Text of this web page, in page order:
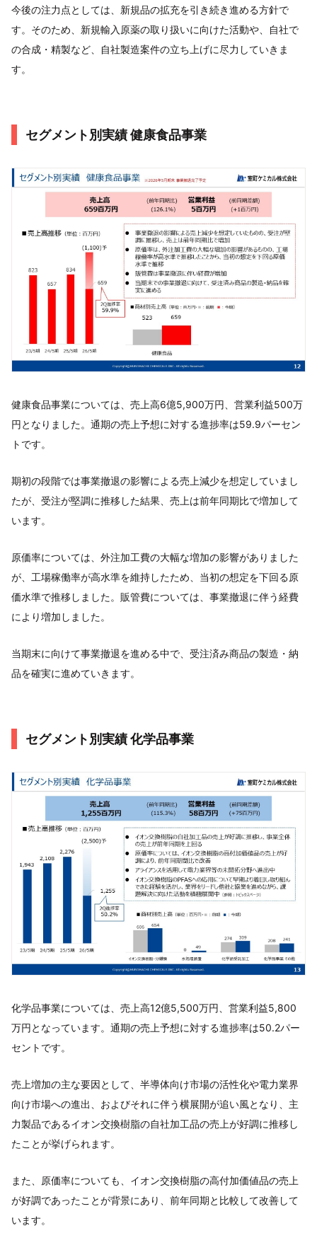
今後の注力点としては、新規品の拡充を引き続き進める方針で
す。そのため、新規輸入原薬の取り扱いに向けた活動や、自社で
の合成・精製など、自社製造案件の立ち上げに尽力していきま
す。
セグメント別実績 健康食品事業
健康食品事業については、売上高6億5,900万円、営業利益500万
円となりました。通期の売上予想に対する進捗率は59.9パーセン
トです。
期初の段階では事業撤退の影響による売上減少を想定していまし
たが、受注が堅調に推移した結果、売上は前年同期比で増加して
います。
原価率については、外注加工費の大幅な増加の影響がありました
が、工場稼働率が高水準を維持したため、当初の想定を下回る原
価水準で推移しました。販管費については、事業撤退に伴う経費
により増加しました。
当期末に向けて事業撤退を進める中で、受注済み商品の製造・納
品を確実に進めていきます。
セグメント別実績 化学品事業
化学品事業については、売上高12億5,500万円、営業利益5,800
万円となっています。通期の売上予想に対する進捗率は50.2パー
セントです。
売上増加の主な要因として、半導体向け市場の活性化や電力業界
向け市場への進出、およびそれに伴う横展開が追い風となり、主
力製品であるイオン交換樹脂の自社加工品の売上が好調に推移し
たことが挙げられます。
また、原価率についても、イオン交換樹脂の高付加価値品の売上
が好調であったことが背景にあり、前年同期と比較して改善して
います。